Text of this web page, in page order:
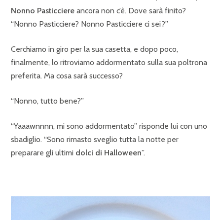
Nonno Pasticciere ancora non c’è. Dove sarà finito?
“Nonno Pasticciere? Nonno Pasticciere ci sei?”
Cerchiamo in giro per la sua casetta, e dopo poco,
finalmente, lo ritroviamo addormentato sulla sua poltrona
preferita. Ma cosa sarà successo?
“Nonno, tutto bene?”
“Yaaawnnnn, mi sono addormentato” risponde lui con uno
sbadiglio. “Sono rimasto sveglio tutta la notte per
preparare gli ultimi dolci di Halloween”.